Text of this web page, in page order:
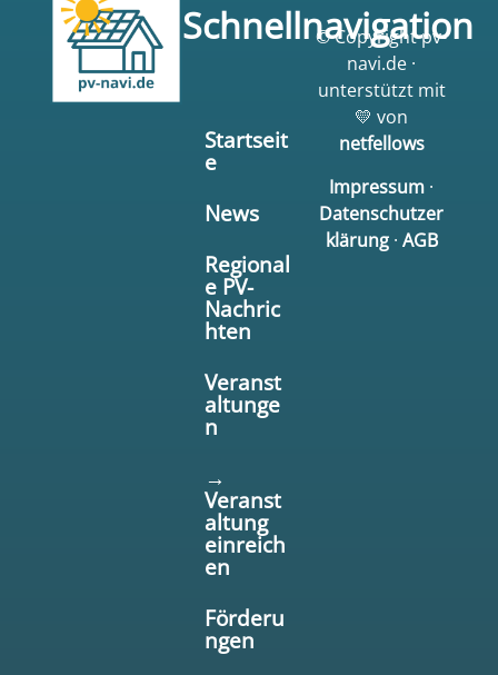
Schnellnavigation
Startseit
e
News
Regional
e PV-
Nachric
hten
Veranst
altunge
n
→
Veranst
altung
einreich
en
Förderu
ngen
© Copyright pv-
navi.de ·
unterstützt mit
💛 von
netfellows
Impressum ·
Datenschutzer
klärung· AGB